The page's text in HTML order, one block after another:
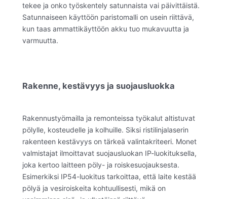
tekee ja onko työskentely satunnaista vai päivittäistä.
Satunnaiseen käyttöön paristomalli on usein riittävä,
kun taas ammattikäyttöön akku tuo mukavuutta ja
varmuutta.
Rakenne, kestävyys ja suojausluokka
Rakennustyömailla ja remonteissa työkalut altistuvat
pölylle, kosteudelle ja kolhuille. Siksi ristilinjalaserin
rakenteen kestävyys on tärkeä valintakriteeri. Monet
valmistajat ilmoittavat suojausluokan IP-luokituksella,
joka kertoo laitteen pöly- ja roiskesuojauksesta.
Esimerkiksi IP54-luokitus tarkoittaa, että laite kestää
pölyä ja vesiroiskeita kohtuullisesti, mikä on